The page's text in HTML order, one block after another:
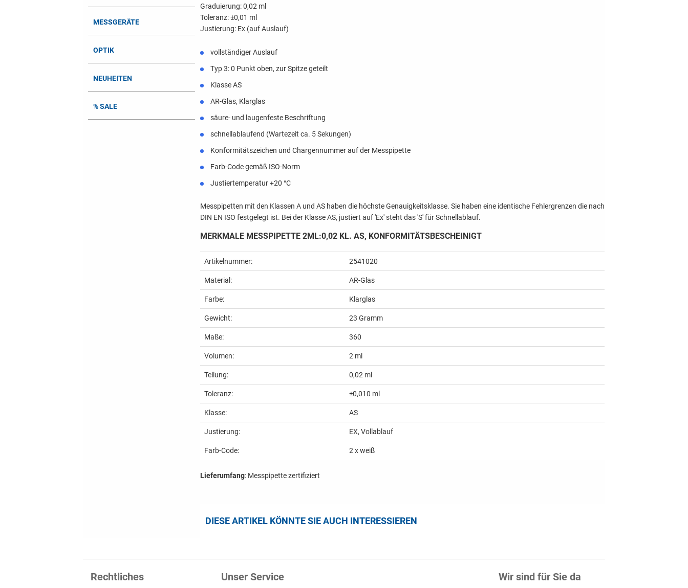
MESSGERÄTE
OPTIK
NEUHEITEN
% SALE
Graduierung: 0,02 ml
Toleranz: ±0,01 ml
Justierung: Ex (auf Auslauf)
vollständiger Auslauf
Typ 3: 0 Punkt oben, zur Spitze geteilt
Klasse AS
AR-Glas, Klarglas
säure- und laugenfeste Beschriftung
schnellablaufend (Wartezeit ca. 5 Sekungen)
Konformitätszeichen und Chargennummer auf der Messpipette
Farb-Code gemäß ISO-Norm
Justiertemperatur +20 °C
Messpipetten mit den Klassen A und AS haben die höchste Genauigkeitsklasse. Sie haben eine identische Fehlergrenzen die nach
DIN EN ISO festgelegt ist. Bei der Klasse AS, justiert auf 'Ex' steht das 'S' für Schnellablauf.
MERKMALE MESSPIPETTE 2ML:0,02 KL. AS, KONFORMITÄTSBESCHEINIGT
Artikelnummer: 2541020
Material: AR-Glas
Farbe: Klarglas
Gewicht: 23Gramm
Maße: 360
Volumen: 2 ml
Teilung: 0,02 ml
Toleranz: ±0,010 ml
Klasse: AS
Justierung: EX, Vollablauf
Farb-Code: 2 x weiß
Lieferumfang: Messpipette zertifiziert
DIESE ARTIKEL KÖNNTE SIE AUCH INTERESSIEREN
Rechtliches Unser Service Wir sind für Sie da